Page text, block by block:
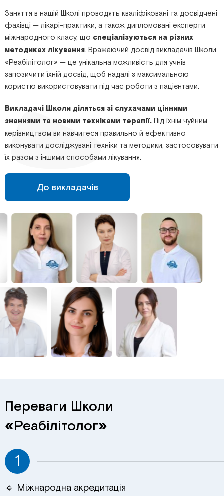
Заняття в нашій Школі проводять кваліфіковані та досвідчені
фахівці — лікарі-практики, а також дипломовані експерти
міжнародного класу, що спеціалізуються на різних
методиках лікування . Вражаючий досвід викладачів Школи
«Реабілітолог» — це унікальна можливість для учнів
запозичити їхній досвід, щоб надалі з максимальною
користю використовувати під час роботи з пацієнтами.
Викладачі Школи діляться зі слухачами цінними
знаннями та новими техніками терапії. Під їхнім чуйним
керівництвом ви навчитеся правильно й ефективно
виконувати досліджувані техніки та методики, застосовувати
їх разом з іншими способами лікування.
До викладачів
Переваги Школи
«Реабілітолог»
1
🔹 Міжнародна акредитація